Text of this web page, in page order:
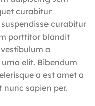
curabitur
curabitur
porttitor blandit
a
elit. Bibendum
a est amet a
sapien per.